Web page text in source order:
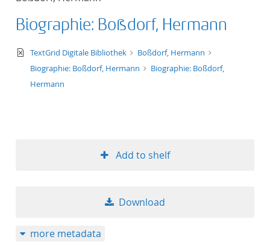
Biographie: Boßdorf, Hermann
text/xml
TextGrid Digitale Bibliothek
Boßdorf, Hermann
Biographie: Boßdorf, Hermann
Biographie: Boßdorf,
Hermann
Add to shelf
Download
more metadata